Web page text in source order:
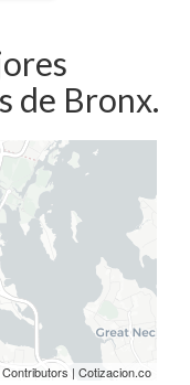
de Bronx.
Contributors | Cotizacion.co